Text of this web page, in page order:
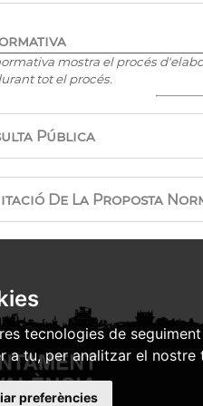
tecnologies de
a tu, per analitzar el
preferències
mostra el procés
tot el procés.
Pública
per la futura norma,
pública (429 KB)
De La Proposta
essencials